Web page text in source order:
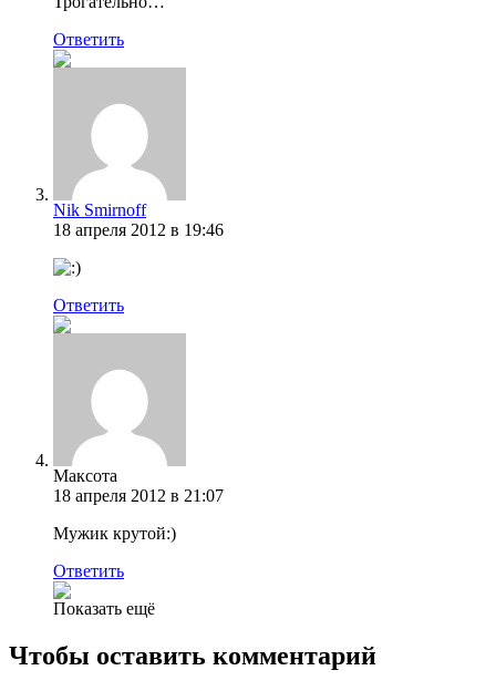
Ответить
Nik Smirnoff
18 апреля 2012 в 19:46
Ответить
Максота
18 апреля 2012 в 21:07
Мужик крутой:)
Ответить
Показать ещё
Чтобы оставить комментарий